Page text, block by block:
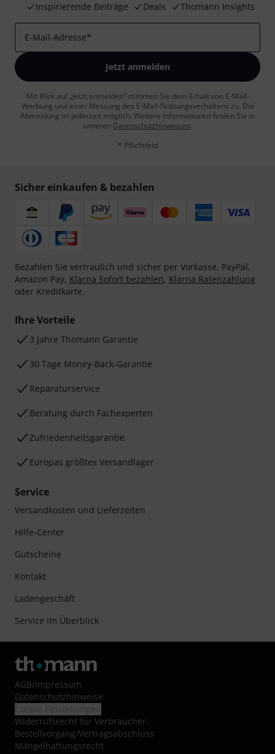
Inspirierende Beiträge
Deals Thomann Insights
E-Mail-Adresse*
Jetzt anmelden
Mit Klick auf „Jetzt anmelden“ stimmen Sie dem Erhalt von E-Mail-
Werbung und einer Messung des E-Mail-Nutzungsverhaltens zu. Die
Abmeldung ist jederzeit möglich. Weitere Informationen finden Sie in
unseren Datenschutzhinweisen.
* Pflichtfeld
Sicher einkaufen & bezahlen
Bezahlen Sie vertraulich und sicher per Vorkasse, PayPal,
Amazon Pay, Klarna Sofort bezahlen, Klarna Ratenzahlung
oder Kreditkarte.
Ihre Vorteile
3 Jahre Thomann Garantie
30 Tage Money-Back-Garantie
Reparaturservice
Beratung durch Fachexperten
Zufriedenheitsgarantie
Europas größtes Versandlager
Service
Versandkosten und Lieferzeiten
Hilfe-Center
Gutscheine
Kontakt
Ladengeschäft
Service im Überblick
AGB/Impressum
Datenschutzhinweise
Widerrufsrecht für Verbraucher
Bestellvorgang/Vertragsabschluss
Mängelhaftungsrecht